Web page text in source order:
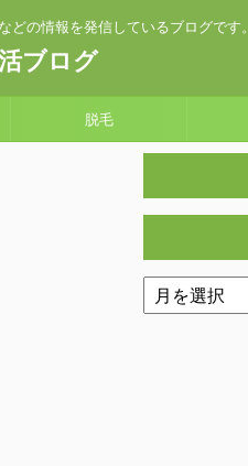
の情報を発信しているブログです。
ブログ
脱毛